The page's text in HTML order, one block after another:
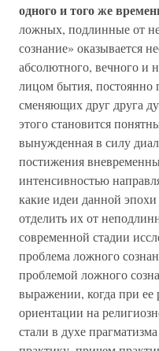
одного и того же
ложных, подлинные от
сознание» оказывается
абсолютного, вечного и
лицом бытия, постоянно
сменяющих друг друга
этого становится
вынужденная в силу
постижения
интенсивностью
какие идеи данной
отделить их от
современной стадии
проблема ложного
проблемой ложного
выражении, когда при ее
ориентации на
стали в духе